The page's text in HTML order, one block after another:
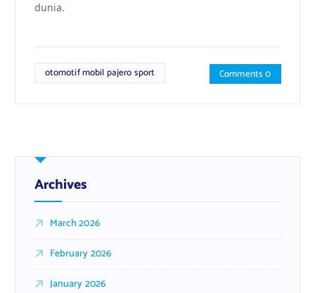
dunia.
otomotif mobil pajero sport Comments 0
Archives
March 2026
February 2026
January 2026